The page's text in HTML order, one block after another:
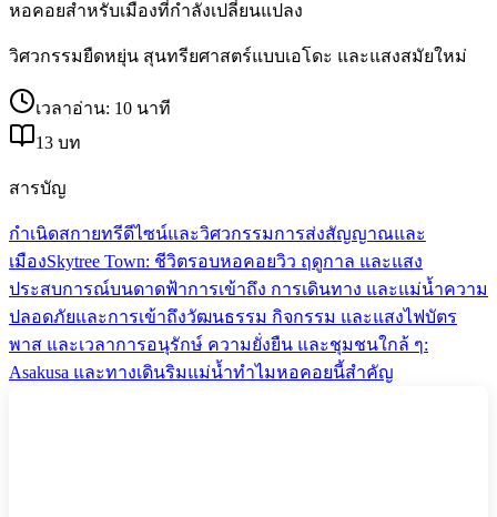
หอคอยสำหรับเมืองที่กำลังเปลี่ยนแปลง
วิศวกรรมยืดหยุ่น สุนทรียศาสตร์แบบเอโดะ และแสงสมัยใหม่
เวลาอ่าน: 10 นาที
13 บท
สารบัญ
กำเนิดสกายทรีดีไซน์และวิศวกรรมการส่งสัญญาณและ
เมืองSkytree Town: ชีวิตรอบหอคอยวิว ฤดูกาล และแสง
ประสบการณ์บนดาดฟ้าการเข้าถึง การเดินทาง และแม่น้ำความ
ปลอดภัยและการเข้าถึงวัฒนธรรม กิจกรรม และแสงไฟบัตร
พาส และเวลาการอนุรักษ์ ความยั่งยืน และชุมชนใกล้ ๆ:
Asakusa และทางเดินริมแม่น้ำทำไมหอคอยนี้สำคัญ